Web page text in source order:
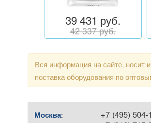
39 431 руб.
42 337 руб.
Вся информация на сайте, носит
поставка оборудования по
Москва: +7 (495) 504-